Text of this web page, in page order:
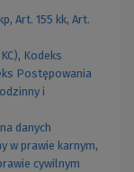
, Art. 155 kk, Art.
, Kodeks
Postępowania
i
danych
w prawie karnym,
cywilnym